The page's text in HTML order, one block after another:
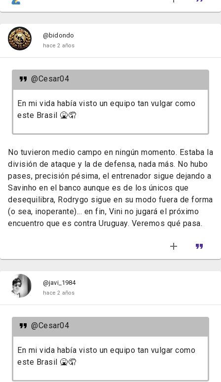
@bidondo
hace 2 años
@Cesar04
En mi vida había visto un equipo tan vulgar como
este Brasil 🤮🤦
No tuvieron medio campo en ningún momento. Estaba la
división de ataque y la de defensa, nada más. No hubo
pases, precisión pésima, el entrenador sigue dejando a
Savinho en el banco aunque es de los únicos que
desequilibra, Rodrygo sigue en su modo fuera de forma
(o sea, inoperante)... en fin, Vini no jugará el próximo
encuentro que es contra Uruguay. Veremos qué pasa.
@javi_1984
hace 2 años
@Cesar04
En mi vida había visto un equipo tan vulgar como
este Brasil 🤮🤦